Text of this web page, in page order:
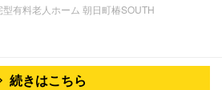
有料老人ホーム 朝日町椿SOUTH
続きはこちら